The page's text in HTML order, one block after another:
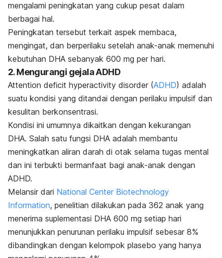
mengalami peningkatan yang cukup pesat dalam
berbagai hal.
Peningkatan tersebut terkait aspek membaca,
mengingat, dan berperilaku setelah anak-anak memenuhi
kebutuhan DHA sebanyak 600 mg per hari.
2. Mengurangi gejala ADHD
Attention deficit hyperactivity disorder (ADHD) adalah
suatu kondisi yang ditandai dengan perilaku impulsif dan
kesulitan berkonsentrasi.
Kondisi ini umumnya dikaitkan dengan kekurangan
DHA. Salah satu fungsi DHA adalah membantu
meningkatkan aliran darah di otak selama tugas mental
dan ini terbukti bermanfaat bagi anak-anak dengan
ADHD.
Melansir dari National Center Biotechnology
Information, penelitian dilakukan pada 362 anak yang
menerima suplementasi DHA 600 mg setiap hari
menunjukkan penurunan perilaku impulsif sebesar 8%
dibandingkan dengan kelompok plasebo yang hanya